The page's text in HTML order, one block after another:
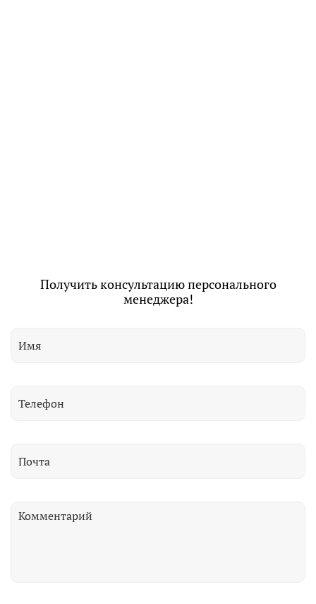
Получить консультацию персонального
менеджера!